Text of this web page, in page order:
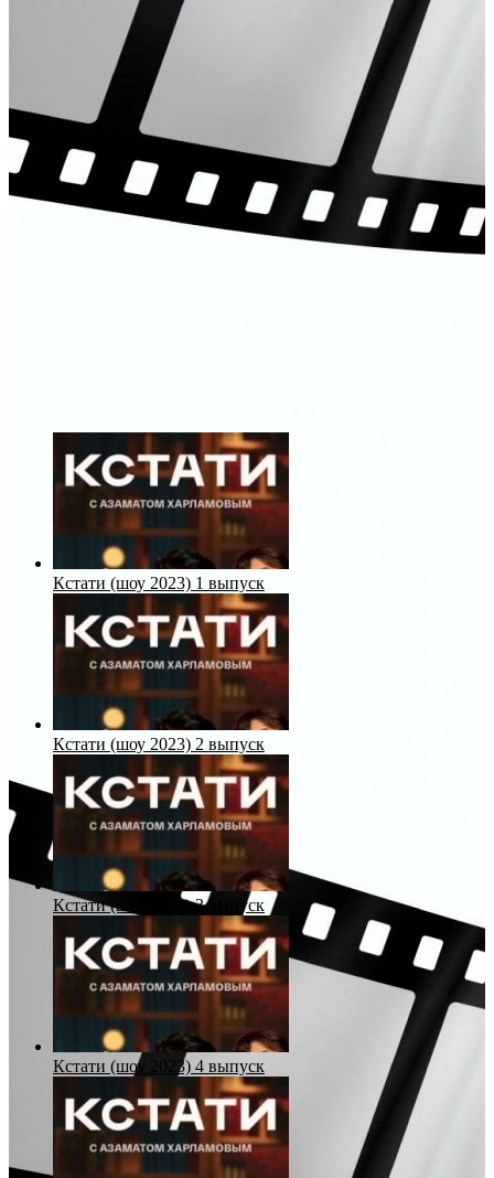
Кстати (шоу 2023) 1 выпуск
Кстати (шоу 2023) 2 выпуск
Кстати (шоу 2023) 3 выпуск
Кстати (шоу 2023) 4 выпуск